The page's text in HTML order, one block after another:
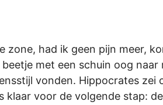
zone, had ik geen pijn meer,
met een schuin oog naar
vonden. Hippocrates zei
klaar voor de volgende stap: